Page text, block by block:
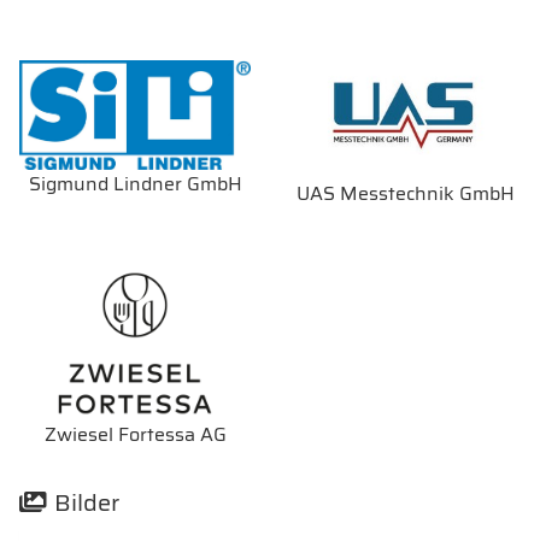
Sigmund Lindner GmbH UAS Messtechnik GmbH
Zwiesel Fortessa AG
Bilder